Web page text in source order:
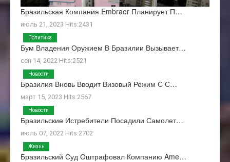
Бразильская Компания Embraer Планирует П…
июль 21, 2023 Hits:2431
Бум Владения Оружием В Бразилии Вызывает…
сен 14, 2022 Hits:2521
Политика
Бразилия Вновь Вводит Визовый Режим С С…
март 15, 2023 Hits:2567
Новости
Бразильские Истребители Посадили Самолет…
июль 07, 2022 Hits:2702
Новости
Бразильский Суд Оштрафовал Компанию Ame…
Жизнь